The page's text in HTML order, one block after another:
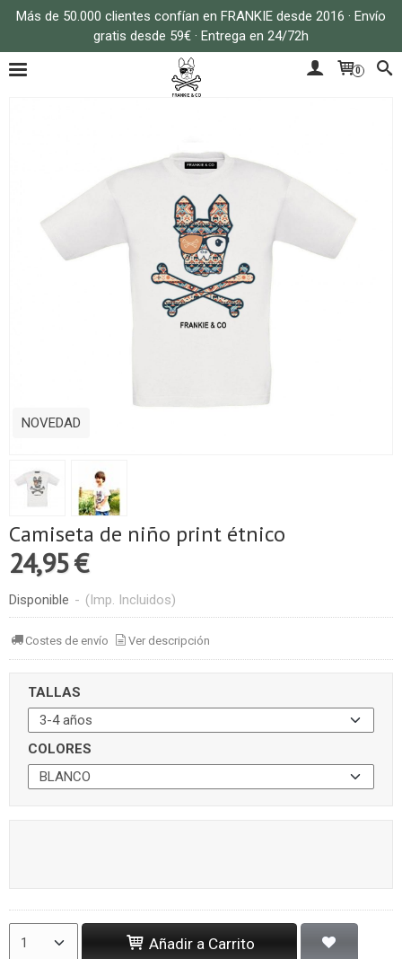
Más de 50.000 clientes confían en FRANKIE desde 2016 · Envío
gratis desde 59€ · Entrega en 24/72h
0
NOVEDAD
Camiseta de niño print étnico
24,95 €
Disponible - (Imp. Incluidos)
Costes de envío Ver descripción
TALLAS
COLORES
Añadir a Carrito